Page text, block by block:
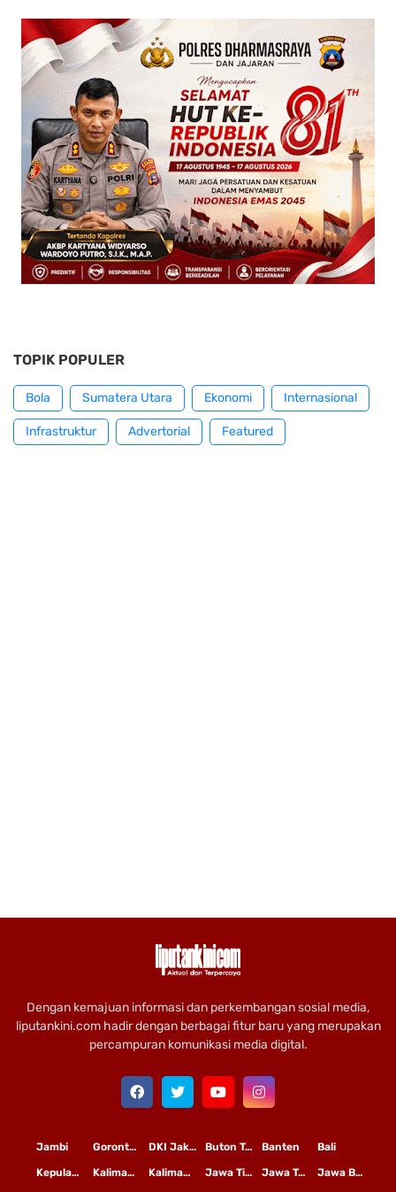
TOPIK POPULER
Bola Sumatera Utara Ekonomi Internasional
Infrastruktur Advertorial Featured
Dengan kemajuan informasi dan perkembangan sosial media,
liputankini.com hadir dengan berbagai fitur baru yang merupakan
percampuran komunikasi media digital.
Bali
Banten
Buton Tengah
DKI Jakarta
Gorontalo
Jambi
Jawa Barat
Jawa Tengah
Jawa Timur
Kalimantan Tengah
Kalimantan Timur
Kepulauan Riau